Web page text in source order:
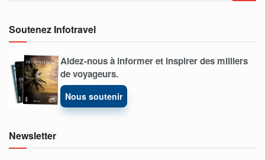
Soutenez Infotravel
Aidez-nous à informer et inspirer des milliers
de voyageurs.
Nous soutenir
Newsletter